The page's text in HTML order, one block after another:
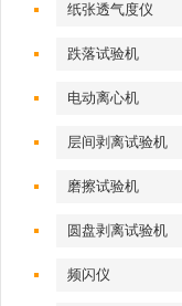
纸张透气度仪
跌落试验机
电动离心机
层间剥离试验机
磨擦试验机
圆盘剥离试验机
频闪仪